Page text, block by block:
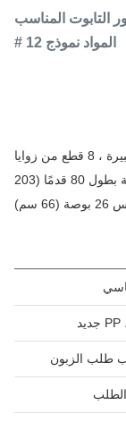
التابوت المناسب
المواد نموذج 12 #
مجموعة واحدة تشمل 4 قطع من أغطية النعش الكبيرة ، 8 قطع من زوايا
النعش الصغيرة ، قطعتان من قضبان الصلب الطويلة بطول 80 قدمًا (203
طلب الزبون